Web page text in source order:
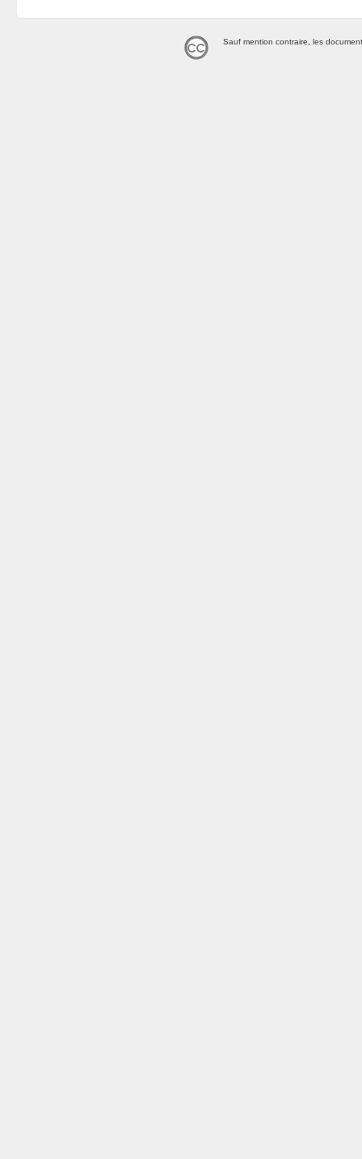
Sauf mention contraire, les